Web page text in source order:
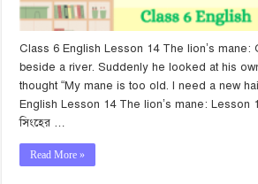
Class 6 English Lesson 14 The lion’s mane:
beside a river. Suddenly he looked at his
thought “My mane is too old. I need a new
English Lesson 14 The lion’s mane: Lesson
সিংহের …
Read More »